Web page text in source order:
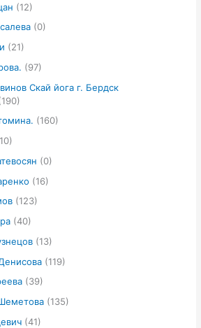
(12)
(0)
(21)
(97)
Скай йога г. Бердск
(160)
(0)
(16)
(123)
(40)
(13)
(119)
(39)
(135)
(41)